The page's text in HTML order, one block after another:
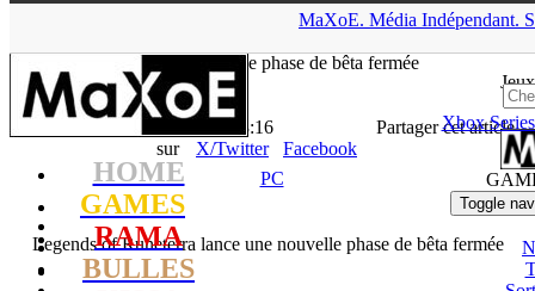
MaXoE. Média Indépendant.
HOME
GAMES
RAMA
BULLES
Jeux
Xbox
Toggle
lance une nouvelle phase de bêta fermée
- 14.11.19, 13:16
Partager cet article
sur
X/Twitter
Facebook
PC
Legends of Runeterra lance une nouvelle phase de bêta fermée